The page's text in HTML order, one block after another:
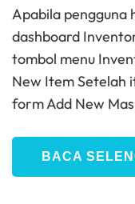
Apabila pengguna
dashboard
tombol menu
New Item Setelah
form Add New
BACA